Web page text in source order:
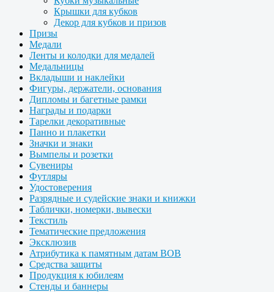
Крышки для кубков
Декор для кубков и призов
Призы
Медали
Ленты и колодки для медалей
Медальницы
Вкладыши и наклейки
Фигуры, держатели, основания
Дипломы и багетные рамки
Награды и подарки
Тарелки декоративные
Панно и плакетки
Значки и знаки
Вымпелы и розетки
Сувениры
Футляры
Удостоверения
Разрядные и судейские знаки и книжки
Таблички, номерки, вывески
Текстиль
Тематические предложения
Эксклюзив
Атрибутика к памятным датам ВОВ
Средства защиты
Продукция к юбилеям
Стенды и баннеры